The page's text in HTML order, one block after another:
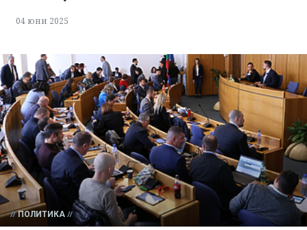
04 юни 2025
ПОЛИТИКА